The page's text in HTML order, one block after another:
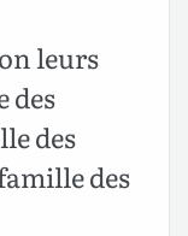
leurs
des
des
des